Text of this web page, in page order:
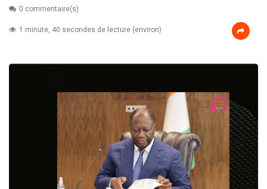
0 commentaire(s)
1 minute, 40 secondes de lecture (environ)